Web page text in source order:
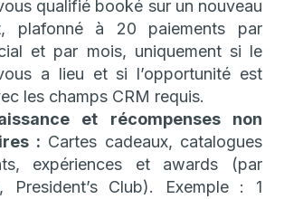
qualifié booké sur un nouveau
plafonné à 20 paiements par
et par mois, uniquement si le
a lieu et si l’opportunité est
les champs CRM requis.
et récompenses non
: Cartes cadeaux, catalogues
expériences et awards (par
President’s Club). Exemple : 1